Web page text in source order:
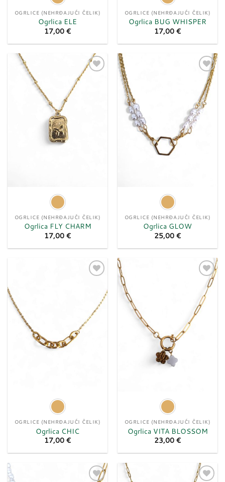
OGRLICE (NEHRĐAJUĆI ČELIK)
Ogrlica ELE
17,00 €
OGRLICE (NEHRĐAJUĆI ČELIK)
Ogrlica BUG WHISPER
17,00 €
OGRLICE (NEHRĐAJUĆI ČELIK)
Ogrlica FLY CHARM
17,00 €
Dodaj
u
listu
želja
OGRLICE (NEHRĐAJUĆI ČELIK)
Ogrlica GLOW
25,00 €
želja
OGRLICE (NEHRĐAJUĆI ČELIK)
Ogrlica CHIC
17,00 €
Dodaj
u
listu
želja
OGRLICE (NEHRĐAJUĆI ČELIK)
Ogrlica VITA BLOSSOM
23,00 €